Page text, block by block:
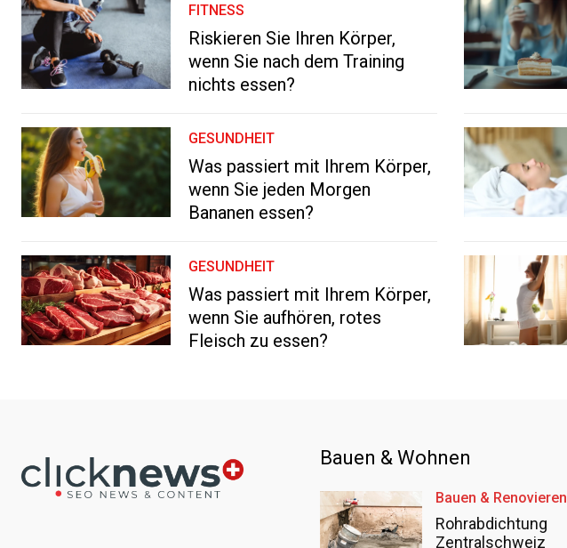
FITNESS
Riskieren Sie Ihren Körper,
wenn Sie nach dem Training
nichts essen?
GESUNDHEIT
Was passiert mit Ihrem Körper,
wenn Sie jeden Morgen
Bananen essen?
GESUNDHEIT
Was passiert mit Ihrem Körper,
wenn Sie aufhören, rotes
Fleisch zu essen?
Bauen & Wohnen
Bauen & Renovieren
Rohrabdichtung
Zentralschweiz